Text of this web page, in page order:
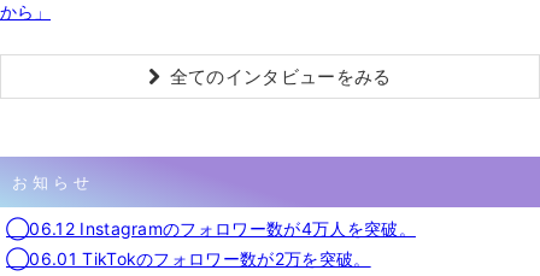
から」
全てのインタビューをみる
お知らせ
◯06.12 Instagramのフォロワー数が4万人を突破。
◯06.01 TikTokのフォロワー数が2万を突破。